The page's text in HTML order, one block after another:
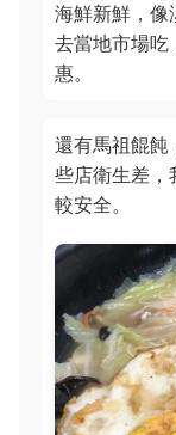
海鮮新鮮，像
去當地市場吃
惠。
還有馬祖餛
些店衛生差，
較安全。